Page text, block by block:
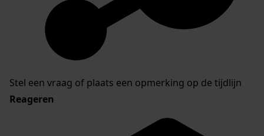
Stel een vraag of plaats een opmerking op de tijdlijn
Reageren